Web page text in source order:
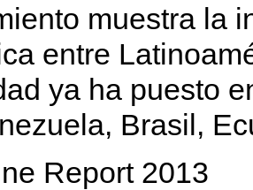
muestra la
entre
ya ha puesto
Brasil,
Report 2013